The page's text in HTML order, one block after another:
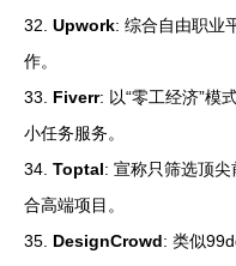
32. Upwork: 综合自由职业
作。
33. Fiverr: 以“零工经济”模
小任务服务。
34. Toptal: 宣称只筛选顶
合高端项目。
35. DesignCrowd: 类似